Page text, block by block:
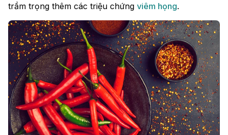
trầm trọng thêm các triệu chứng viêm họng.